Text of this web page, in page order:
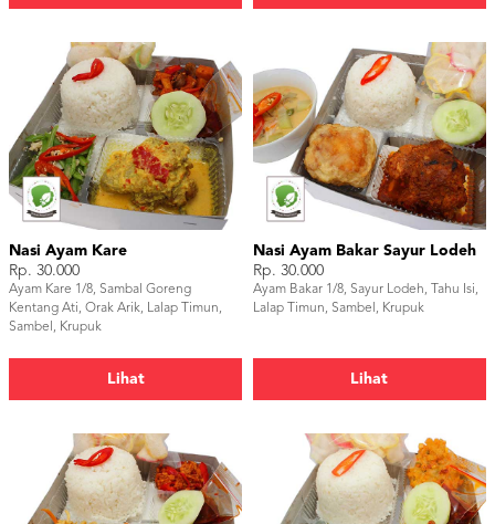
Nasi Ayam Kare
Rp. 30.000
Ayam Kare 1/8, Sambal Goreng
Kentang Ati, Orak Arik, Lalap Timun,
Sambel, Krupuk
Lihat
Nasi Ayam Bakar Sayur Lodeh
Rp. 30.000
Ayam Bakar 1/8, Sayur Lodeh, Tahu Isi,
Lalap Timun, Sambel, Krupuk
Lihat